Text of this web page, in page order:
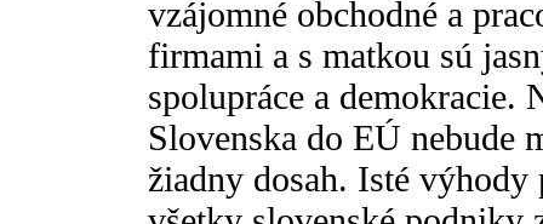
vzájomné obchodné a
firmami a s matkou sú
spolupráce a demokracie.
Slovenska do EÚ nebude
žiadny dosah. Isté výhody